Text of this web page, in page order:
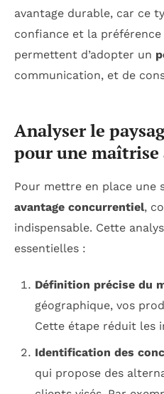
avantage durable, car ce
confiance et la
permettent d’adopter un
communication, et de
Analyser le
pour une
Pour mettre en place
avantage concurrentiel,
indispensable. Cette
essentielles :
Définition précise du
géographique, vos
Cette étape réduit les
Identification des
qui propose des